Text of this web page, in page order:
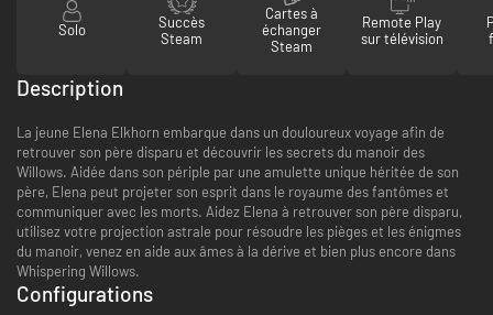
Solo
Succès
Steam
Cartes à
échanger
Steam
Remote Play
sur télévision
Description
La jeune Elena Elkhorn embarque dans un douloureux voyage afin de
retrouver son père disparu et découvrir les secrets du manoir des
Willows. Aidée dans son périple par une amulette unique héritée de son
père, Elena peut projeter son esprit dans le royaume des fantômes et
communiquer avec les morts. Aidez Elena à retrouver son père disparu,
utilisez votre projection astrale pour résoudre les pièges et les énigmes
du manoir, venez en aide aux âmes à la dérive et bien plus encore dans
Whispering Willows.
Configurations